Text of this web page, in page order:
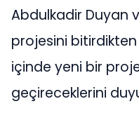
Abdulkadir Duyan
projesini bitirdikten
içinde yeni bir
geçireceklerini